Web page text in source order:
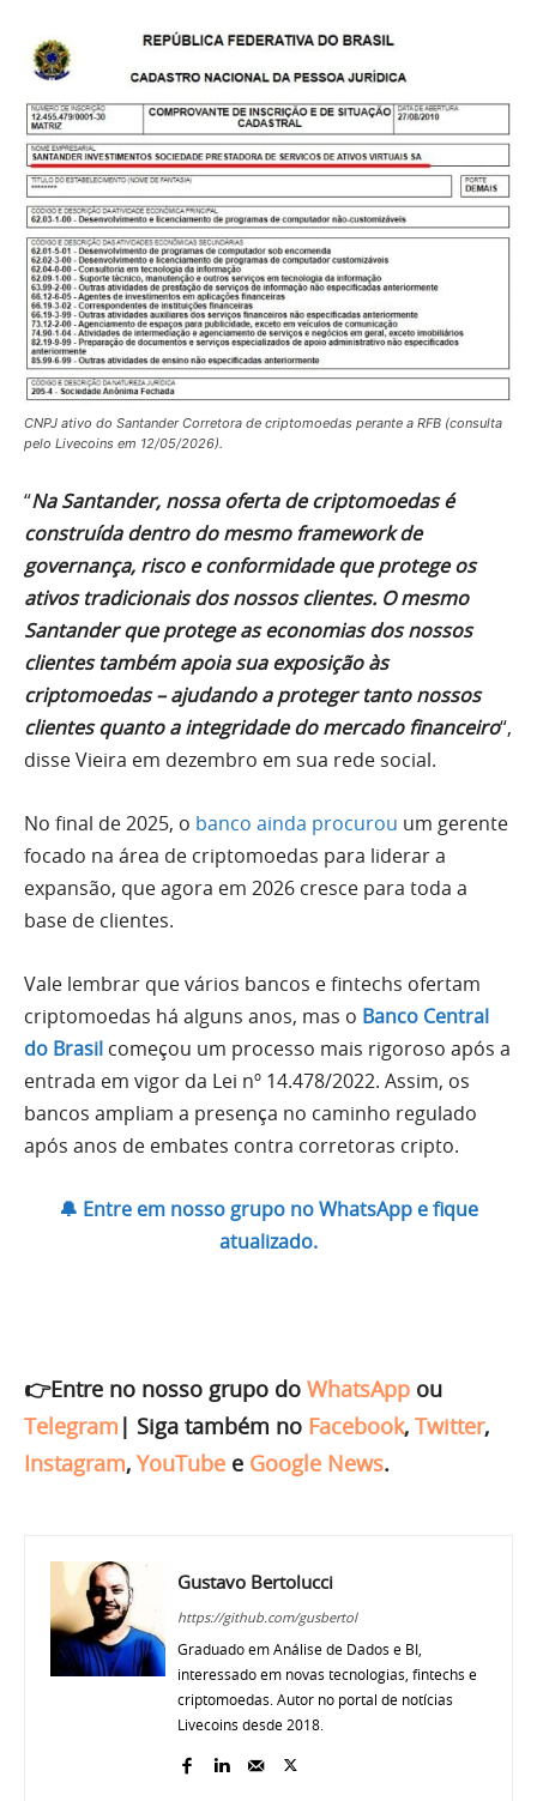
CNPJ ativo do Santander Corretora de criptomoedas perante a RFB (consulta
pelo Livecoins em 12/05/2026).
“Na Santander, nossa oferta de criptomoedas é
construída dentro do mesmo framework de
governança, risco e conformidade que protege os
ativos tradicionais dos nossos clientes. O mesmo
Santander que protege as economias dos nossos
clientes também apoia sua exposição às
criptomoedas – ajudando a proteger tanto nossos
clientes quanto a integridade do mercado financeiro“,
disse Vieira em dezembro em sua rede social.
No final de 2025, o banco ainda procurou um gerente
focado na área de criptomoedas para liderar a
expansão, que agora em 2026 cresce para toda a
base de clientes.
Vale lembrar que vários bancos e fintechs ofertam
criptomoedas há alguns anos, mas o Banco Central
do Brasil começou um processo mais rigoroso após a
entrada em vigor da Lei nº 14.478/2022. Assim, os
bancos ampliam a presença no caminho regulado
após anos de embates contra corretoras cripto.
🔔 Entre em nosso grupo no WhatsApp e fique
atualizado.
👉Entre no nosso grupo do WhatsApp ou
Telegram | Siga também no Facebook, Twitter,
Instagram, YouTube e Google News.
Gustavo Bertolucci
https://github.com/gusbertol
Graduado em Análise de Dados e BI,
interessado em novas tecnologias, fintechs e
criptomoedas. Autor no portal de notícias
Livecoins desde 2018.